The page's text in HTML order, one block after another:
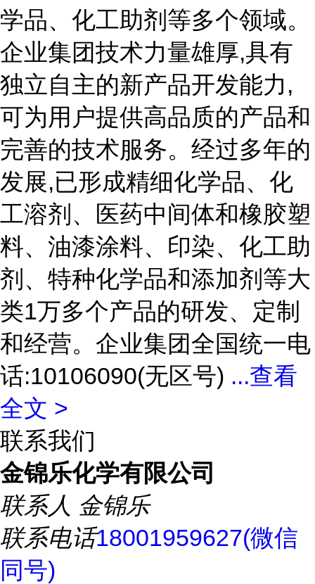
学品、化工助剂等多个领域。
企业集团技术力量雄厚,具有
独立自主的新产品开发能力,
可为用户提供高品质的产品和
完善的技术服务。经过多年的
发展,已形成精细化学品、化
工溶剂、医药中间体和橡胶塑
料、油漆涂料、印染、化工助
剂、特种化学品和添加剂等大
类1万多个产品的研发、定制
和经营。企业集团全国统一电
话:10106090(无区号) ...查看
全文 >
联系我们
金锦乐化学有限公司
联系人 金锦乐
联系电话18001959627(微信
同号)